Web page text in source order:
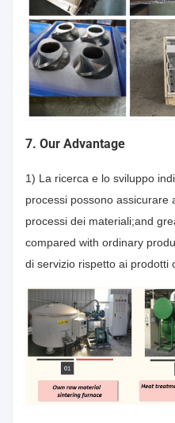
7. Our Advantage
1) La ricerca e lo sviluppo
processi possono assicurare
processi dei materiali;and
compared with ordinary
di servizio rispetto ai prodotti